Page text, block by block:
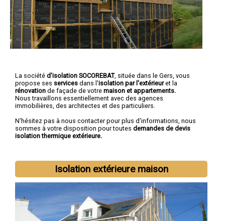
La société d'isolation SOCOREBAT, située dans le Gers, vous
propose ses services dans l'isolation par l'extérieuret la
rénovation de façade de votre maison et appartements.
Nous travaillons essentiellement avec des agences
immobilières, des architectes et des particuliers.
N'hésitez pas à nous contacter pour plus d'informations, nous
sommes à votre disposition pour toutes demandes de devis
isolation thermique extérieure.
Isolation extérieure maison